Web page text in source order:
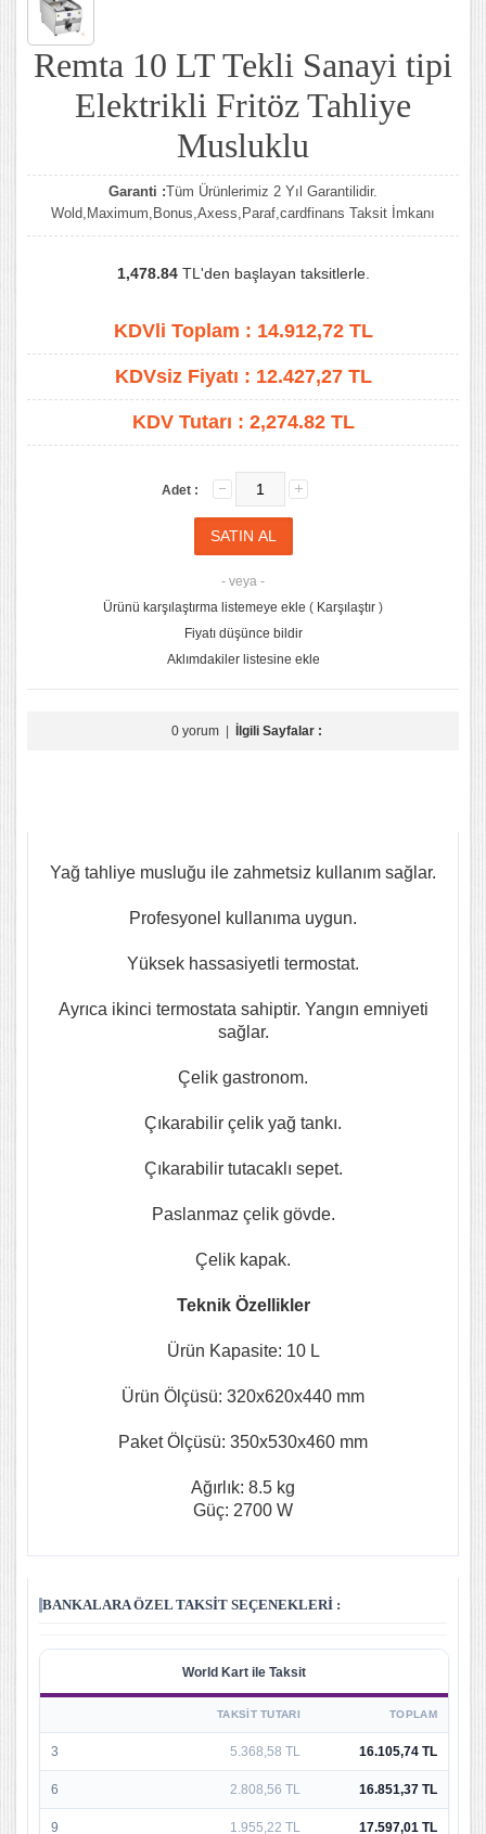
Remta 10 LT Tekli Sanayi tipi
Elektrikli Fritöz Tahliye
Musluklu
Garanti :Tüm Ürünlerimiz 2 Yıl Garantilidir.
Wold,Maximum,Bonus,Axess,Paraf,cardfinans Taksit İmkanı
1,478.84TL'den başlayan taksitlerle.
KDVli Toplam : 14.912,72TL
KDVsiz Fiyatı : 12.427,27TL
KDV Tutarı : 2,274.82 TL
Adet :
- veya -
Ürünü karşılaştırma listemeye ekle ( Karşılaştır )
Fiyatı düşünce bildir
Aklımdakiler listesine ekle
0 yorum| İlgili Sayfalar :
Yağ tahliye musluğu ile zahmetsiz kullanım sağlar.
Profesyonel kullanıma uygun.
Yüksek hassasiyetli termostat.
Ayrıca ikinci termostata sahiptir. Yangın emniyeti
sağlar.
Çelik gastronom.
Çıkarabilir çelik yağ tankı.
Çıkarabilir tutacaklı sepet.
Paslanmaz çelik gövde.
Çelik kapak.
Teknik Özellikler
Ürün Kapasite: 10 L
Ürün Ölçüsü: 320x620x440 mm
Paket Ölçüsü: 350x530x460 mm
Ağırlık: 8.5 kg
Güç: 2700 W
BANKALARA ÖZEL TAKSIT SEÇENEKLERI :
World Kart ile Taksit
TAKSIT TUTARI TOPLAM
3 5.368,58 TL 16.105,74 TL
6 2.808,56 TL 16.851,37 TL
9 1.955,22 TL 17.597,01 TL